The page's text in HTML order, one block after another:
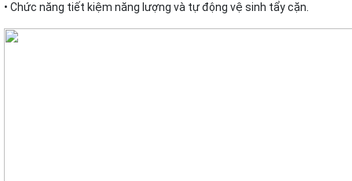
• Chức năng tiết kiệm năng lượng và tự động vệ sinh tẩy cặn.